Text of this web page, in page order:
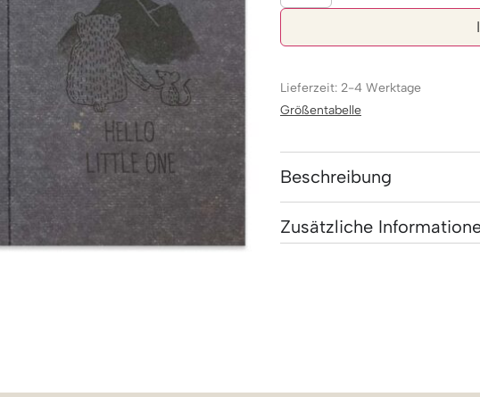
Lieferzeit: 2-4 Werktage
Größentabelle
Beschreibung
Zusätzliche